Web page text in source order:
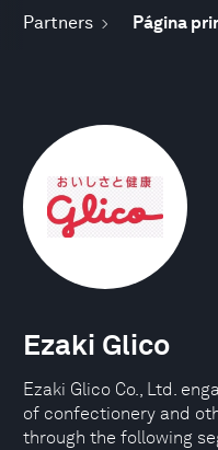
Partners Página
Ezaki Glico
Ezaki Glico Co., Ltd.
of confectionery and
through the following